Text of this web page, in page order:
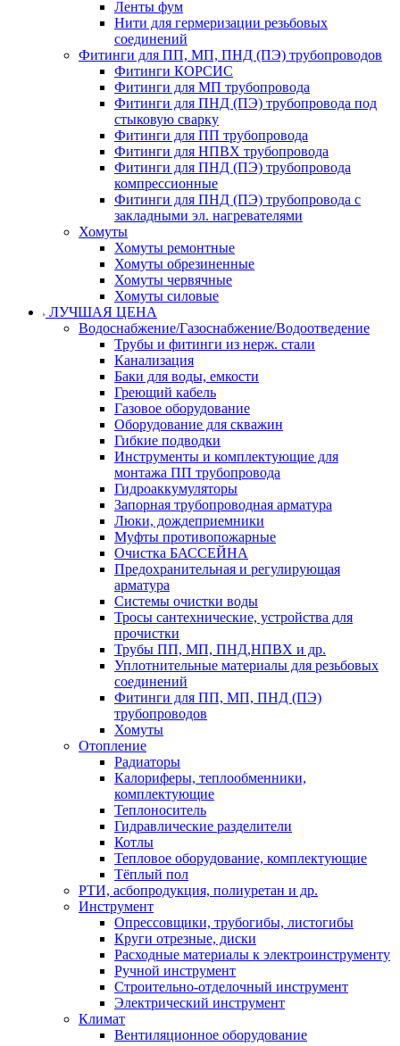
Ленты фум
Нити для гермеризации резьбовых
соединений
Фитинги для ПП, МП, ПНД (ПЭ) трубопроводов
Фитинги КОРСИС
Фитинги для МП трубопровода
Фитинги для ПНД (ПЭ) трубопровода под
стыковую сварку
Фитинги для ПП трубопровода
Фитинги для НПВХ трубопровода
Фитинги для ПНД (ПЭ) трубопровода
компрессионные
Фитинги для ПНД (ПЭ) трубопровода с
закладными эл. нагревателями
Хомуты
Хомуты ремонтные
Хомуты обрезиненные
Хомуты червячные
Хомуты силовые
ЛУЧШАЯ ЦЕНА
Водоснабжение/Газоснабжение/Водоотведение
Трубы и фитинги из нерж. стали
Канализация
Баки для воды, емкости
Греющий кабель
Газовое оборудование
Оборудование для скважин
Гибкие подводки
Инструменты и комплектующие для
монтажа ПП трубопровода
Гидроаккумуляторы
Запорная трубопроводная арматура
Люки, дождеприемники
Муфты противопожарные
Очистка БАССЕЙНА
Предохранительная и регулирующая
арматура
Системы очистки воды
Тросы сантехнические, устройства для
прочистки
Трубы ПП, МП, ПНД,НПВХ и др.
Уплотнительные материалы для резьбовых
соединений
Фитинги для ПП, МП, ПНД (ПЭ)
трубопроводов
Хомуты
Отопление
Радиаторы
Калориферы, теплообменники,
комплектующие
Теплоноситель
Гидравлические разделители
Котлы
Тепловое оборудование, комплектующие
Тёплый пол
РТИ, асбопродукция, полиуретан и др.
Инструмент
Опрессовщики, трубогибы, листогибы
Круги отрезные, диски
Расходные материалы к электроинструменту
Ручной инструмент
Строительно-отделочный инструмент
Электрический инструмент
Климат
Вентиляционное оборудование